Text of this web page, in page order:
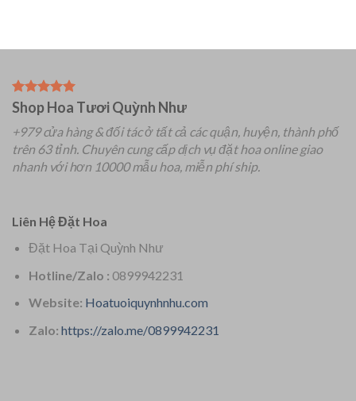
Shop Hoa Tươi Quỳnh Như
+979 cửa hàng & đối tác ở tất cả các quận, huyện, thành phố
trên 63 tỉnh. Chuyên cung cấp dịch vụ đặt hoa online giao
nhanh với hơn 10000 mẫu hoa, miễn phí ship.
Liên Hệ Đặt Hoa
Đặt Hoa Tại Quỳnh Như
Hotline/Zalo : 0899942231
Website: Hoatuoiquynhnhu.com
Zalo: https://zalo.me/0899942231